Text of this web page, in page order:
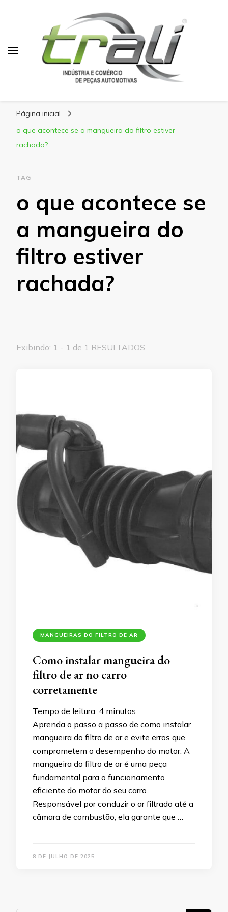
Página inicial
o que acontece se a mangueira do filtro estiver
rachada?
TAG
o que acontece se
a mangueira do
filtro estiver
rachada?
Exibindo: 1 - 1 de 1 RESULTADOS
MANGUEIRAS DO FILTRO DE AR
Como instalar mangueira do
filtro de ar no carro
corretamente
Tempo de leitura: 4 minutos
Aprenda o passo a passo de como instalar
mangueira do filtro de ar e evite erros que
comprometem o desempenho do motor. A
mangueira do filtro de ar é uma peça
fundamental para o funcionamento
eficiente do motor do seu carro.
Responsável por conduzir o ar filtrado até a
câmara de combustão, ela garante que …
8 DE JULHO DE 2025